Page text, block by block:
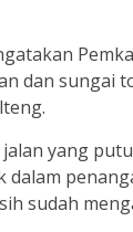
dan sungai
yang
dalam
sudah